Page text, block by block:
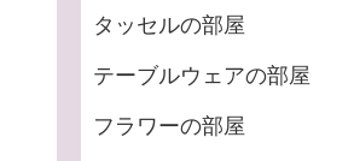
タッセルの部屋
テーブルウェアの部屋
フラワーの部屋